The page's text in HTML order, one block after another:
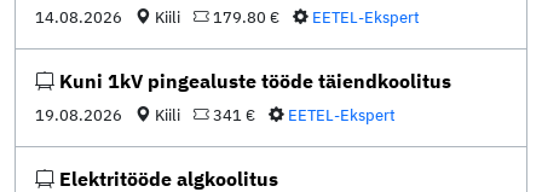
14.08.2026 Kiili 179.80 € EETEL-Ekspert
Kuni 1kV pingealuste tööde täiendkoolitus
19.08.2026 Kiili 341 € EETEL-Ekspert
Elektritööde algkoolitus